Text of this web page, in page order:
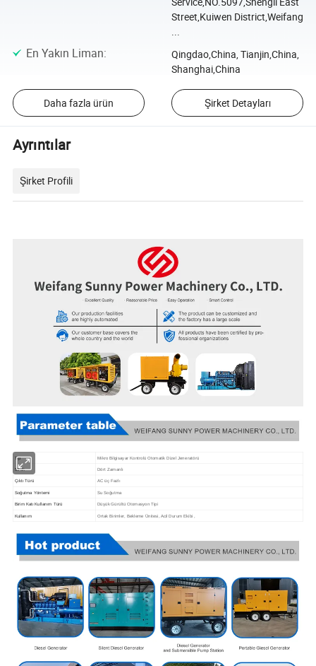
Street,Kuiwen District,Weifang
En Yakın Liman:
Qingdao,China, Tianjin,China,
Shanghai,China
Daha fazla ürün Şirket Detayları
Ayrıntılar
Şirket Profili
Tip Mikro Bilgisayar Kontrolü Otomatik Dizel Jeneratörü
Strok Dört Zamanlı
Çıktı Türü AC üç Fazlı
Soğutma Yöntemi Su Soğutma
Birim Katı Kullanım Türü Düşük Gürültü Otomasyon Tipi
Kullanım Ortak Birimler, Bekleme Ünitesi, Acil Durum Ekibi ,